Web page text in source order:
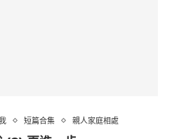
短篇合集 親人家庭相處